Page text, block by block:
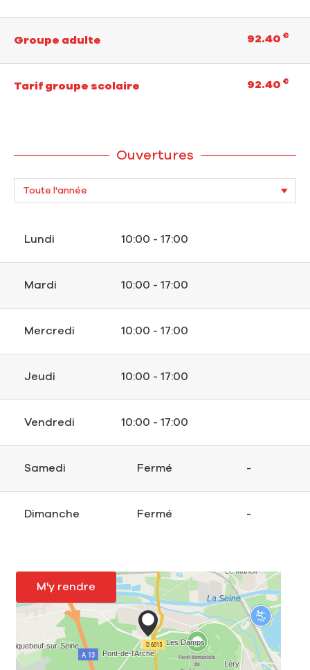
Groupe adulte 92.40 €
Tarif groupe scolaire 92.40 €
Ouvertures
Lundi 10:00 - 17:00
Mardi 10:00 - 17:00
Mercredi 10:00 - 17:00
Jeudi 10:00 - 17:00
Vendredi 10:00 - 17:00
Samedi Fermé -
Dimanche Fermé -
M'y rendre